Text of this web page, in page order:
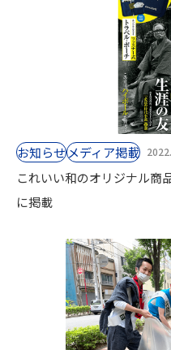
お知らせ⁨⁩メディア掲載
これいい和のオリジナル商
に掲載